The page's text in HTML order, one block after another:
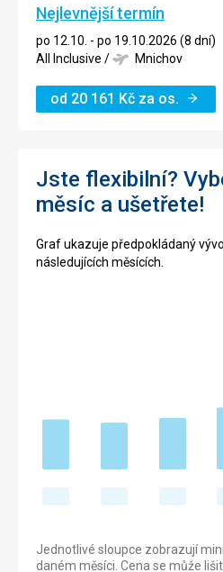
Nejlevnější termín
po 12.10. - po 19.10.2026 (8 dní)
All Inclusive / Mnichov
od 20 161 Kč za os.
Jste flexibilní?
měsíc a ušetřete!
Graf ukazuje předpokládaný
následujících měsících.
Jednotlivé sloupce zobrazují
daném měsíci. Cena se může